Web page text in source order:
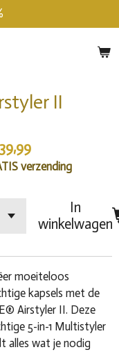
II
verzending
In
winkelwagen
moeiteloos
kapsels met de
Airstyler II. Deze
5-in-1 Multistyler
alles wat je nodig